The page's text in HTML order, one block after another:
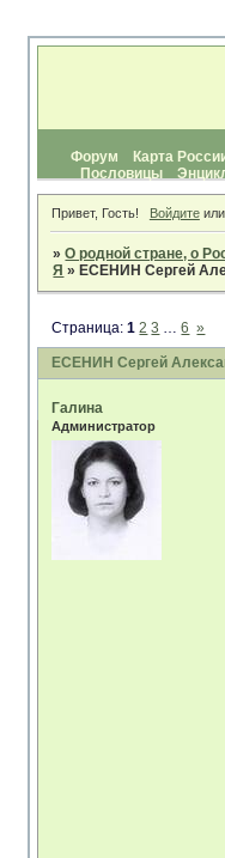
Форум Карта
Пословицы
Привет, Гость! Войдитеили
»О родной стране, о
Я »ЕСЕНИН Сергей
ЕСЕНИН Сергей
Страница:1 2 3 … 6 »
Галина
Администратор